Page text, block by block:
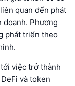
quan đến phát
doanh. Phương
phát triển theo
việc trở thành
và token